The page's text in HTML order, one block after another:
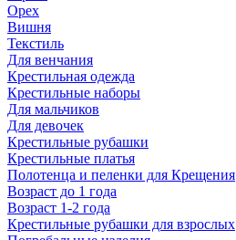
Орех
Вишня
Текстиль
Для венчания
Крестильная одежда
Крестильные наборы
Для мальчиков
Для девочек
Крестильные рубашки
Крестильные платья
Полотенца и пеленки для Крещения
Возраст до 1 года
Возраст 1-2 года
Крестильные рубашки для взрослых